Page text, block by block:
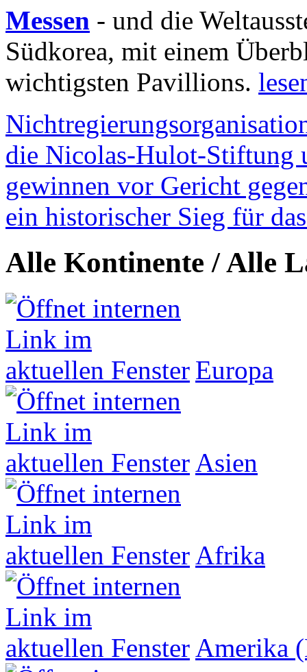
Messen - und die
Südkorea, mit einem
wichtigsten Pavillions.
die Nicolas-Hulot-Stiftung
gewinnen vor Gericht
ein historischer Sieg für
Alle Kontinente / Alle
Europa
Asien
Afrika
Amerika